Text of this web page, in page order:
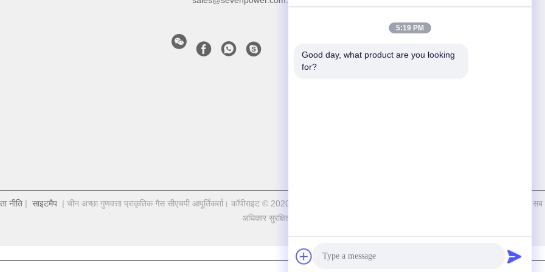
नीति| साइटमैप| चीन अच्छा गुणवत्ता प्राकृतिक गैस सीएचपी आपूर्तिकर्ता। कॉपीराइट © 2020-2026 Chengdu Sevenpower Generating Equipment Co., Ltd. . सब
अधिकार सुरक्षित.
5:19 PM
Good day, what product are you looking
for?